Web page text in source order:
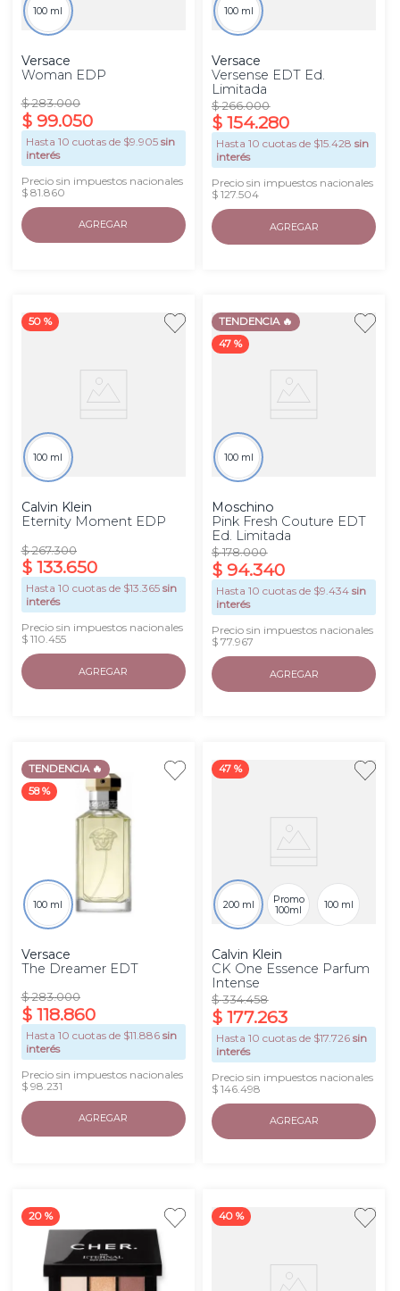
100 ml
Versace
Woman EDP
$ 283.000
$ 99.050
Hasta 10 cuotas de $9.905 sin
interés
Precio sin impuestos nacionales
$ 81.860
AGREGAR
100 ml
Versace
Versense EDT Ed.
Limitada
$ 266.000
$ 154.280
Hasta10 cuotas de $15.428 sin
interés
Precio sin impuestos nacionales
$ 127.504
AGREGAR
50 %
100 ml
Calvin Klein
Eternity Moment EDP
$ 267.300
$ 133.650
Hasta 10 cuotas de $13.365 sin
interés
Precio sin impuestos nacionales
$ 110.455
AGREGAR
TENDENCIA 🔥
47 %
100 ml
Moschino
Pink Fresh Couture EDT
Ed. Limitada
$ 178.000
$ 94.340
Hasta10 cuotas de $9.434 sin
interés
Precio sin impuestos nacionales
$ 77.967
AGREGAR
TENDENCIA 🔥
58 %
100 ml
Versace
The Dreamer EDT
$ 283.000
$ 118.860
Hasta 10 cuotas de $11.886 sin
interés
Precio sin impuestos nacionales
$ 98.231
AGREGAR
47 %
200 ml
Promo
100ml
100 ml
Calvin Klein
CK One Essence Parfum
Intense
$ 334.458
$ 177.263
Hasta10 cuotas de $17.726 sin
interés
Precio sin impuestos nacionales
$ 146.498
AGREGAR
20 % 40 %